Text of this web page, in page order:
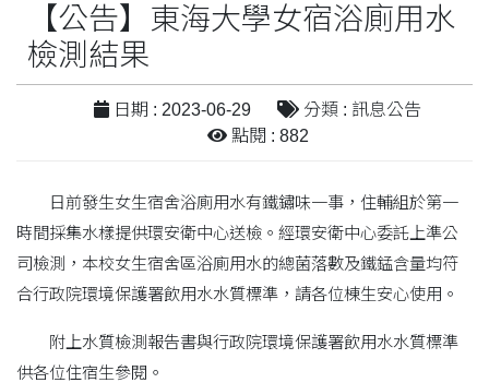
【公告】東海大學女宿浴廁用水
檢測結果
日期 : 2023-06-29
分類 : 訊息公告
點閱 : 882
日前發生女生宿舍浴廁用水有鐵鏽味一事，住輔組於第一
時間採集水樣提供環安衛中心送檢。經環安衛中心委託上準公
司檢測，本校女生宿舍區浴廁用水的總菌落數及鐵錳含量均符
合行政院環境保護署飲用水水質標準，請各位棟生安心使用。
附上水質檢測報告書與行政院環境保護署飲用水水質標準
供各位住宿生參閱。